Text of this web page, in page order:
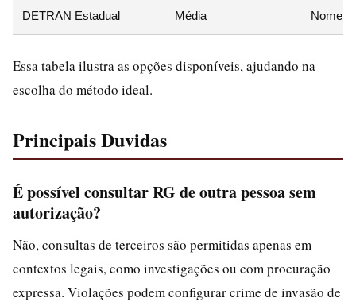
DETRAN Estadual Média Nome e
Essa tabela ilustra as opções disponíveis, ajudando na
escolha do método ideal.
Principais Duvidas
É possível consultar RG de outra pessoa sem
autorização?
Não, consultas de terceiros são permitidas apenas em
contextos legais, como investigações ou com procuração
expressa. Violações podem configurar crime de invasão de